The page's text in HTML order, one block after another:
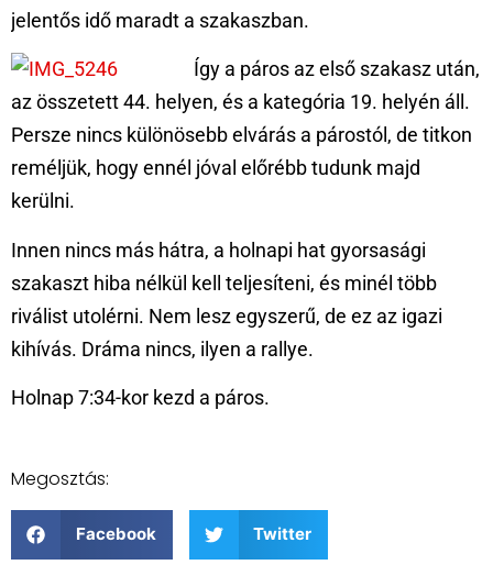
jelentős idő maradt a szakaszban.
Így a páros az első szakasz után,
az összetett 44. helyen, és a kategória 19. helyén áll.
Persze nincs különösebb elvárás a párostól, de titkon
reméljük, hogy ennél jóval előrébb tudunk majd
kerülni.
Innen nincs más hátra, a holnapi hat gyorsasági
szakaszt hiba nélkül kell teljesíteni, és minél több
riválist utolérni. Nem lesz egyszerű, de ez az igazi
kihívás. Dráma nincs, ilyen a rallye.
Holnap 7:34-kor kezd a páros.
Megosztás:
Facebook Twitter